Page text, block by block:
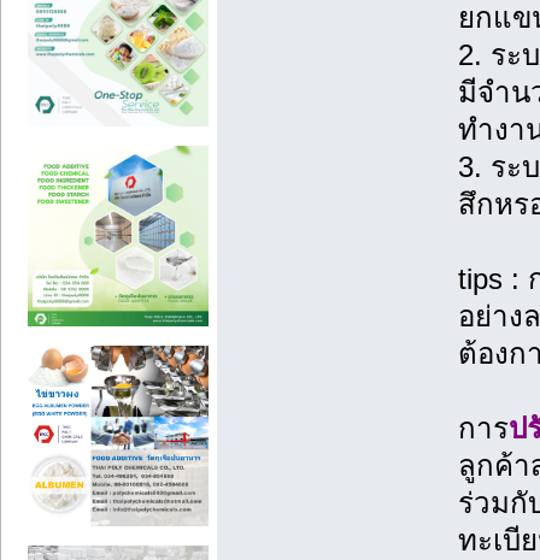
ยกแข
2. ระ
มีจำน
ทำงา
3. ระ
สึกหร
tips :
อย่าง
ต้องก
การป
ลูกค้า
ร่วมกั
ทะเบี